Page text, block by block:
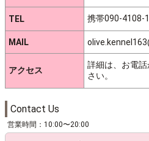
TEL 携帯090-4108-
MAIL
アクセス
詳細は、お電
さい。
Contact Us
営業時間：10:00〜20:00